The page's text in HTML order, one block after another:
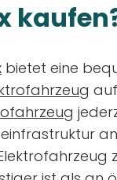
bietet eine